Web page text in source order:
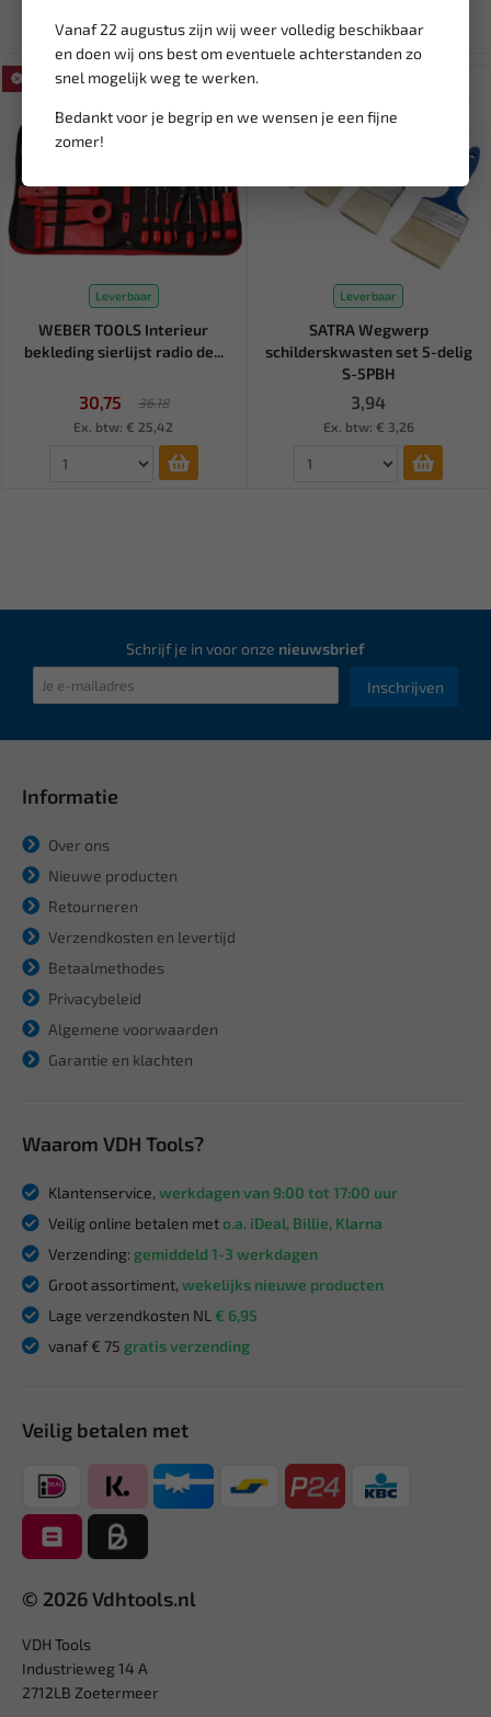
Vanaf 22 augustus zijn wij weer volledig beschikbaar
en doen wij ons best om eventuele achterstanden zo
snel mogelijk weg te werken.
Bedankt voor je begrip en we wensen je een fijne
zomer!
SALE!
Leverbaar
WEBER TOOLS Interieur
bekleding sierlijst radio de...
30,75
36,18
Ex. btw: € 25,42
Leverbaar
SATRA Wegwerp
schilderskwasten set 5-delig
S-5PBH
3,94
Ex. btw: € 3,26
Schrijf je in voor onze nieuwsbrief
Inschrijven
Informatie
Over ons
Nieuwe producten
Retourneren
Verzendkosten en levertijd
Betaalmethodes
Privacybeleid
Algemene voorwaarden
Garantie en klachten
Waarom VDH Tools?
Klantenservice, werkdagen van 9:00 tot 17:00 uur
Veilig online betalen meto.a. iDeal, Billie, Klarna
Verzending: gemiddeld 1-3 werkdagen
Groot assortiment, wekelijks nieuwe producten
Lage verzendkosten NL € 6,95
vanaf € 75 gratis verzending
Veilig betalen met
© 2026 Vdhtools.nl
VDH Tools
Industrieweg 14 A
2712LB Zoetermeer